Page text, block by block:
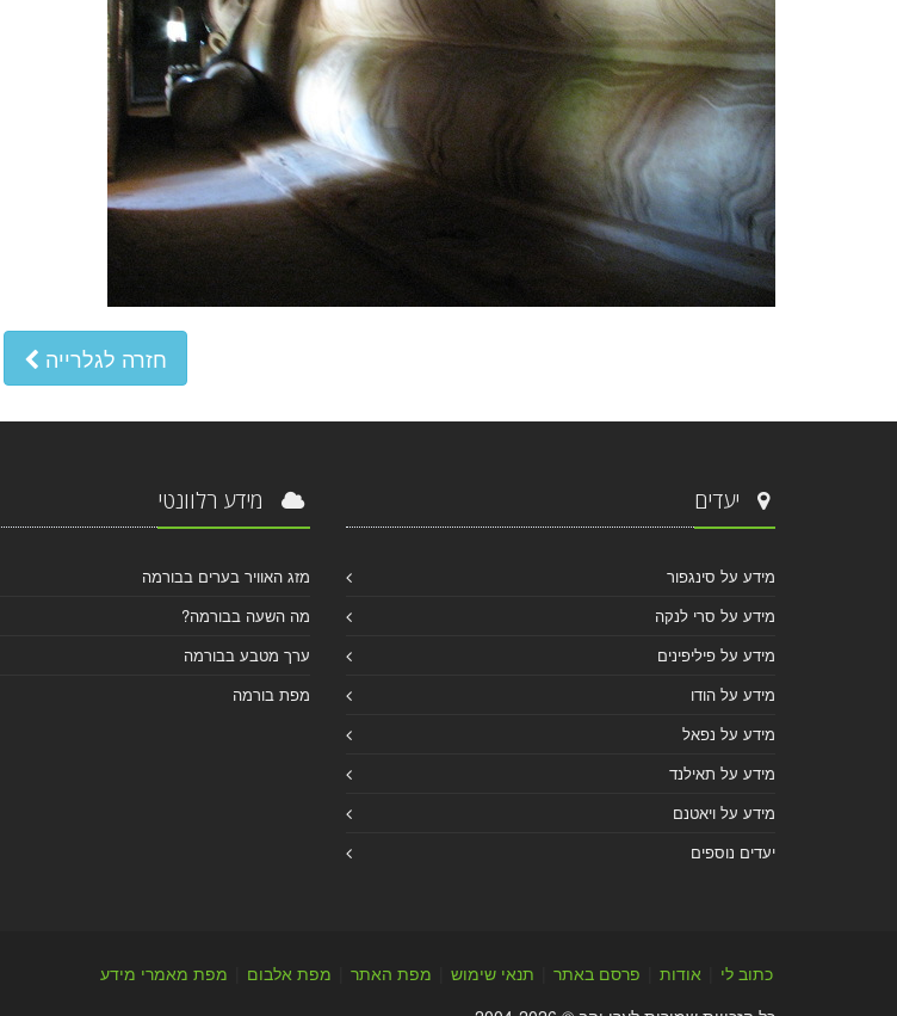
חזרה לגלרייה
יעדים
מידע על סינגפור
מידע על סרי לנקה
מידע על פיליפינים
מידע על הודו
מידע על נפאל
מידע על תאילנד
מידע על ויאטנם
יעדים נוספים
מידע רלוונטי
מזג האוויר בערים בבורמה
מה השעה בבורמה?
ערך מטבע בבורמה
מפת בורמה
כתוב לי אודות פרסם באתר תנאי שימוש מפת האתר מפת אלבום
מפת מאמרי מידע